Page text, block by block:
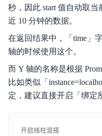
视频专区
常见问题
联系我们
秒，因此 start 值自动取
近 10 分钟的数据。
在返回结果中，「time」
轴的时候使用这个。
而 Y 轴的名称是根据
比如类似「
定，建议直接开启「绑定